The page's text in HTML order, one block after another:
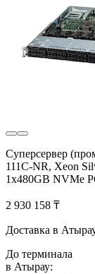
Суперсервер
111C-NR, Xeon
1x480GB NVMe
2 930 158 ₸
Доставка в
До терминала
в Атырау: